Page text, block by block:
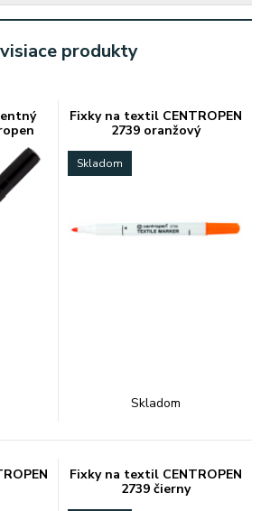
produkty
Fixky na textil CENTROPEN
2739 oranžový
Skladom
Skladom
Fixky na textil CENTROPEN
2739 čierny